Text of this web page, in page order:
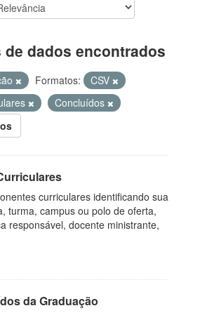
dados encontrados
Formatos:
CSV
Concluídos
curriculares identificando sua
turma, campus ou polo de oferta,
responsável, docente ministrante,
da Graduação